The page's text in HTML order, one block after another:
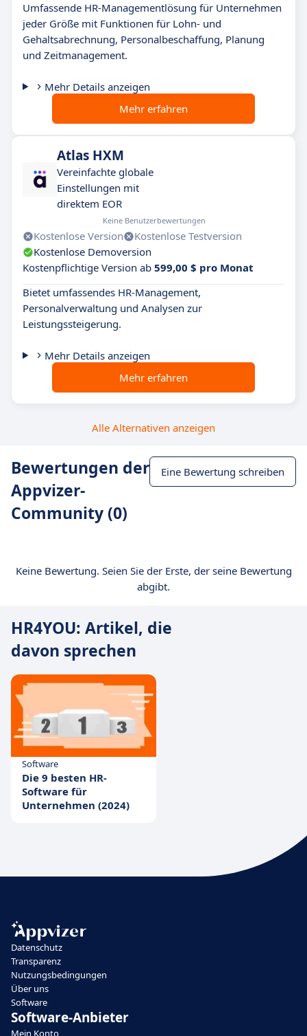
Umfassende HR-Managementlösung für Unternehmen
jeder Größe mit Funktionen für Lohn- und
Gehaltsabrechnung, Personalbeschaffung, Planung
und Zeitmanagement.
Mehr Details anzeigen
Mehr erfahren
Atlas HXM
Vereinfachte globale
Einstellungen mit
direktem EOR
Keine Benutzerbewertungen
Kostenlose Version
Kostenlose Testversion
Kostenlose Demoversion
Kostenpflichtige Version ab 599,00 $ pro Monat
Bietet umfassendes HR-Management,
Personalverwaltung und Analysen zur
Leistungssteigerung.
Mehr Details anzeigen
Mehr erfahren
Alle Alternativen anzeigen
Bewertungen der
Appvizer-
Community (0)
Eine Bewertung schreiben
Keine Bewertung. Seien Sie der Erste, der seine Bewertung
abgibt.
HR4YOU: Artikel, die
davon sprechen
Software
Die 9 besten HR-
Software für
Unternehmen (2024)
Datenschutz
Transparenz
Nutzungsbedingungen
Über uns
Software
Software-Anbieter
Mein Konto